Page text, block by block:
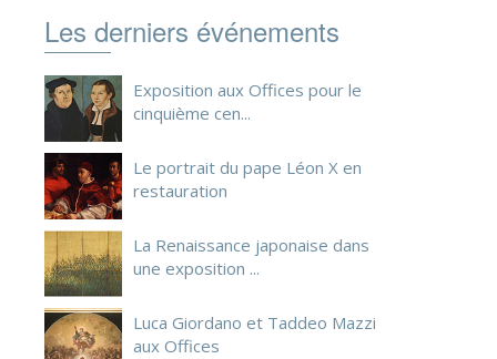
Les derniers événements
Exposition aux Offices pour le
cinquième cen...
Le portrait du pape Léon X en
restauration
La Renaissance japonaise dans
une exposition ...
Luca Giordano et Taddeo Mazzi
aux Offices